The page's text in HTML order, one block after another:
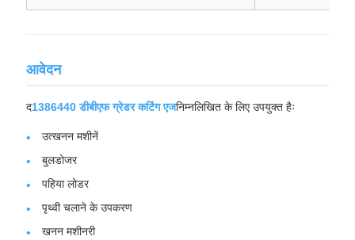
आवेदन
द1386440 डीबीएफ ग्रेडर कटिंग एजनिम्नलिखित के लिए उपयुक्त हैः
उत्खनन मशीनें
बुलडोजर
पहिया लोडर
पृथ्वी चलाने के उपकरण
खनन मशीनरी